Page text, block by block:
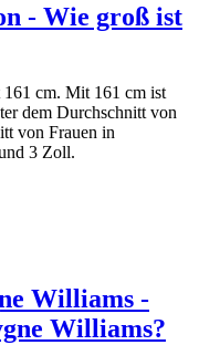
- Wie groß ist
161 cm. Mit 161 cm ist
dem Durchschnitt von
von Frauen in
3 Zoll.
Williams -
Williams?